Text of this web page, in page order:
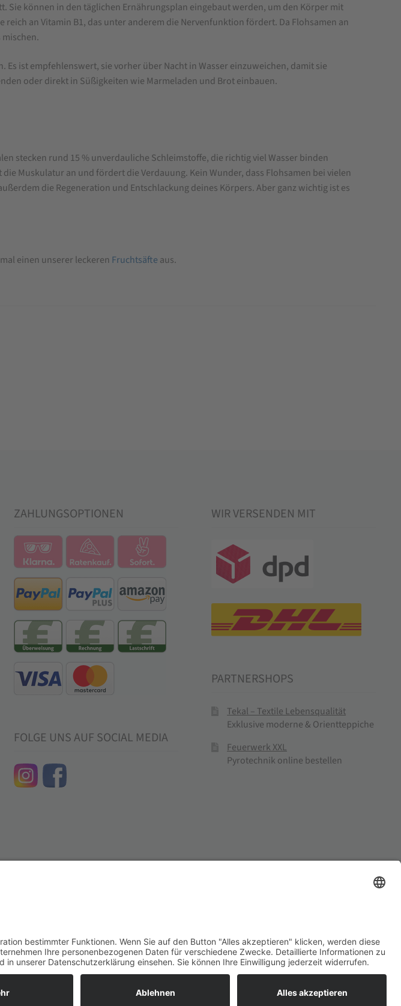
Sie können in den täglichen Ernährungsplan eingebaut werden, um den Körper mit
an Vitamin B1, das unter anderem die Nervenfunktion fördert. Da Flohsamen an
ist empfehlenswert, sie vorher über Nacht in Wasser einzuweichen, damit sie
oder direkt in Süßigkeiten wie Marmeladen und Brot einbauen.
stecken rund 15 % unverdauliche Schleimstoffe, die richtig viel Wasser binden
Muskulatur an und fördert die Verdauung. Kein Wunder, dass Flohsamen bei vielen
die Regeneration und Entschlackung deines Körpers. Aber ganz wichtig ist es
einen unserer leckeren Fruchtsäfte aus.
ZAHLUNGSOPTIONEN
FOLGE UNS AUF SOCIAL MEDIA
WIR VERSENDEN MIT
PARTNERSHOPS
Tekal – Textile Lebensqualität
Exklusive moderne & Orientteppiche
Feuerwerk XXL
Pyrotechnik online bestellen
Saatgut, Zuchtmittel und Mühlenprodukte ·Cookie-Einstellungen
diesem Online-Shop.